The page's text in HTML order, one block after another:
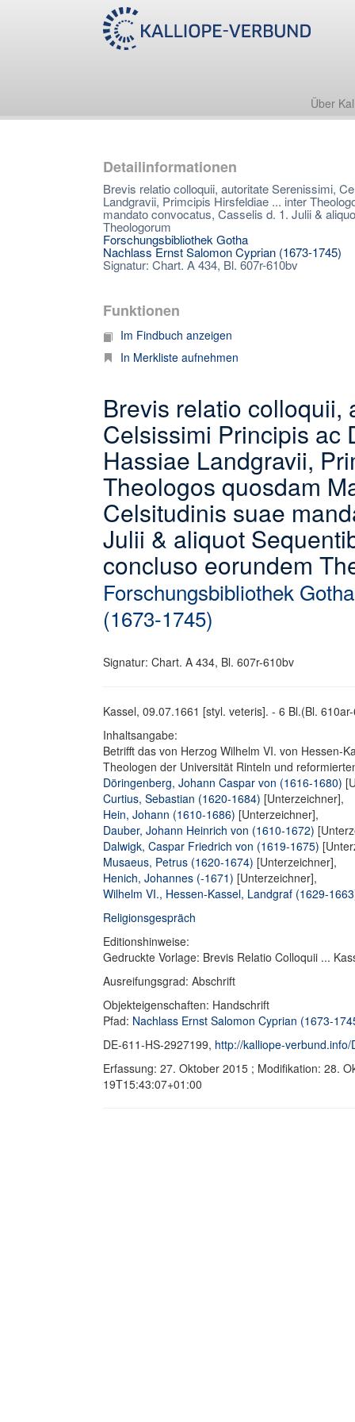
Über
Detailinformationen
Brevis relatio colloquii, autoritate Serenissimi,
Landgravii, Primcipis Hirsfeldiae ... inter
mandato convocatus, Casselis d. 1. Julii &
Theologorum
Forschungsbibliothek Gotha
Nachlass Ernst Salomon Cyprian (1673-1745)
Signatur: Chart. A 434, Bl. 607r-610bv
Funktionen
Im Findbuch anzeigen
In Merkliste aufnehmen
Brevis relatio colloquii,
Celsissimi Principis ac
Hassiae Landgravii,
Theologos quosdam
Celsitudinis suae
Julii & aliquot
concluso eorundem
Forschungsbibliothek Gotha
(1673-1745)
Signatur: Chart. A 434, Bl. 607r-610bv
Kassel, 09.07.1661 [styl. veteris]. - 6 Bl.(Bl.
Inhaltsangabe:
Betrifft das von Herzog Wilhelm VI. von Hessen-
Theologen der Universität Rinteln und
Döringenberg, Johann Caspar von (1616-1680)
Curtius, Sebastian (1620-1684) [Unterzeichner],
Hein, Johann (1610-1686) [Unterzeichner],
Dauber, Johann Heinrich von (1610-1672)
Dalwigk, Caspar Friedrich von (1619-1675)
Musaeus, Petrus (1620-1674) [Unterzeichner],
Henich, Johannes (-1671) [Unterzeichner],
Wilhelm VI., Hessen-Kassel, Landgraf (1629-
Religionsgespräch
Editionshinweise:
Gedruckte Vorlage: Brevis Relatio Colloquii ...
Ausreifungsgrad: Abschrift
Objekteigenschaften: Handschrift
Pfad: Nachlass Ernst Salomon Cyprian (1673-
DE-611-HS-2927199, http://kalliope-
Erfassung: 27. Oktober 2015 ; Modifikation: 28.
19T15:43:07+01:00